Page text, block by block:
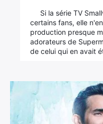
Si la série TV
certains fans, elle
production presque
adorateurs de
de celui qui en avait